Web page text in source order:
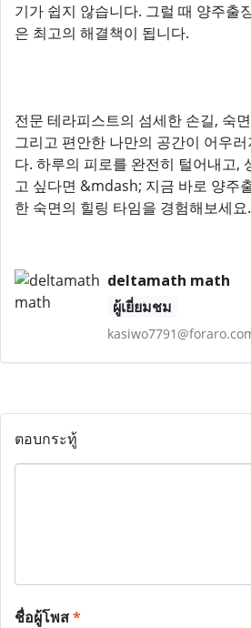
기가 쉽지 않습니다. 그럴 때 양주출
은 최고의 해결책이 됩니다.
전문 테라피스트의 섬세한 손길, 숙
그리고 편안한 나만의 공간이 어우
다. 하루의 피로를 완전히 털어내고,
고 싶다면 &mdash; 지금 바로 양주
한 숙면의 힐링 타임을 경험해보세요.
deltamath math
ผู้เยี่ยมชม
ตอบกระทู้
ชื่อผู้โพส*